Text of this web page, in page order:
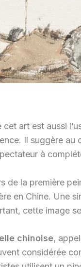
art est aussi
Il suggère au
à
de la première
en Chine. Une
cette image
chinoise,
considérée